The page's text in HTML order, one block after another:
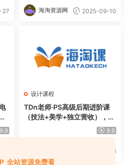
27 海淘资源网 2025-09-10
9.9
设计课程
TDn老师·PS高级后期进阶课
（技法+美学+独立营收），适
9.9
2025-05-16
全站资源免费看